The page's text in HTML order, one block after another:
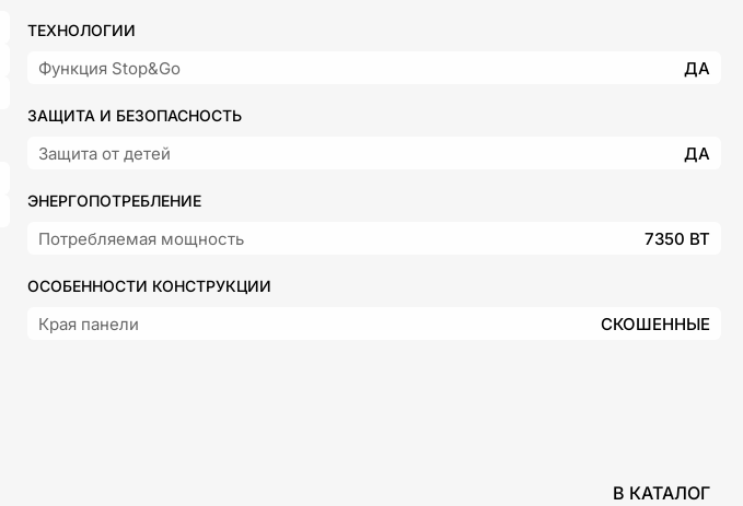
ТЕХНОЛОГИИ
Функция Stop&Go ДА
ЗАЩИТА И БЕЗОПАСНОСТЬ
Защита от детей ДА
ЭНЕРГОПОТРЕБЛЕНИЕ
Потребляемая мощность 7350 ВТ
ОСОБЕННОСТИ КОНСТРУКЦИИ
Края панели СКОШЕННЫЕ
В КАТАЛОГ